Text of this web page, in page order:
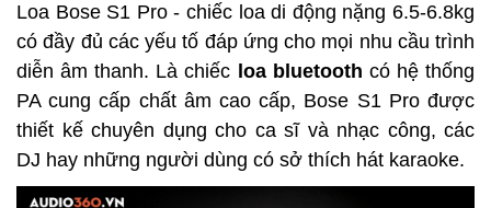
Loa Bose S1 Pro - chiếc loa di động nặng 6.5-6.8kg
có đầy đủ các yếu tố đáp ứng cho mọi nhu cầu trình
diễn âm thanh. Là chiếc loa bluetooth có hệ thống
PA cung cấp chất âm cao cấp, Bose S1 Prođược
thiết kế chuyên dụng cho ca sĩ và nhạc công, các
DJ hay những người dùng có sở thích hát karaoke.